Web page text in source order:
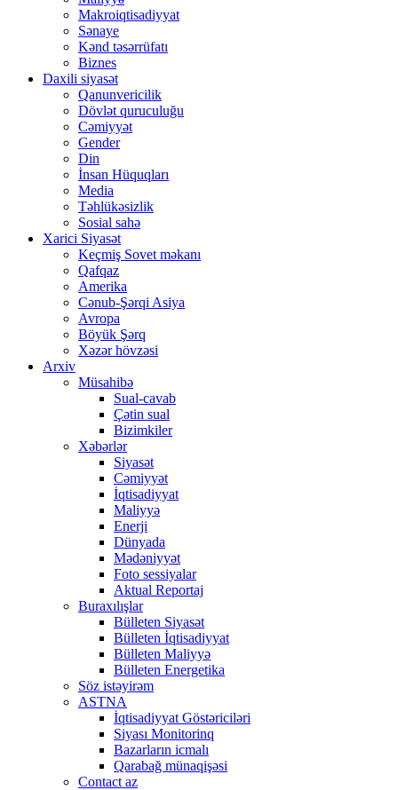
Makroiqtisadiyyat
Sənaye
Kənd təsərrüfatı
Biznes
Daxili siyasət
Qanunvericilik
Dövlət quruculuğu
Cəmiyyət
Gender
Din
İnsan Hüquqları
Media
Təhlükəsizlik
Sosial sahə
Xarici Siyasət
Keçmiş Sovet məkanı
Qafqaz
Amerika
Cənub-Şərqi Asiya
Avropa
Böyük Şərq
Xəzər hövzəsi
Arxiv
Müsahibə
Sual-cavab
Çətin sual
Bizimkiler
Xəbərlər
Siyasət
Cəmiyyət
İqtisadiyyat
Maliyyə
Enerji
Dünyada
Mədəniyyət
Foto sessiyalar
Aktual Reportaj
Buraxılışlar
Bülleten Siyasət
Bülleten İqtisadiyyat
Bülleten Maliyyə
Bülleten Energetika
Söz istəyirəm
ASTNA
İqtisadiyyat Göstəriciləri
Siyası Monitorinq
Bazarların icmalı
Qarabağ münaqişəsi
Contact az